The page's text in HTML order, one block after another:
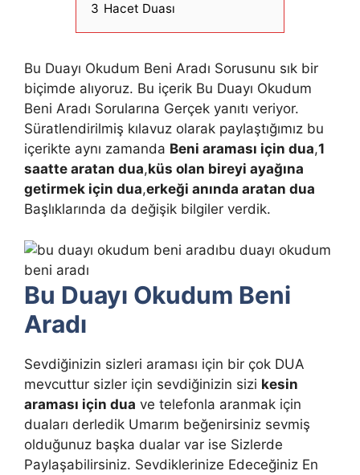
3 Hacet Duası
Bu Duayı Okudum Beni Aradı Sorusunu sık bir
biçimde alıyoruz. Bu içerik Bu Duayı Okudum
Beni Aradı Sorularına Gerçek yanıtı veriyor.
Süratlendirilmiş kılavuz olarak paylaştığımız bu
içerikte aynı zamanda Beni araması için dua,1
saatte aratan dua,küs olan bireyi ayağına
getirmek için dua,erkeği anında aratan dua
Başlıklarında da değişik bilgiler verdik.
bu duayı okudum
beni aradı
Bu Duayı Okudum Beni
Aradı
Sevdiğinizin sizleri araması için bir çok DUA
mevcuttur sizler için sevdiğinizin sizi kesin
araması için dua ve telefonla aranmak için
duaları derledik Umarım beğenirsiniz sevmiş
olduğunuz başka dualar var ise Sizlerde
Paylaşabilirsiniz. Sevdiklerinize Edeceğiniz En